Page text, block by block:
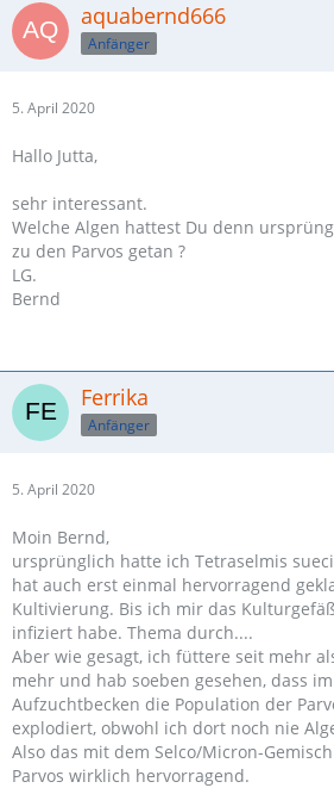
aquabernd666
Anfänger
5. April 2020
Hallo Jutta,
sehr interessant.
Welche Algen hattest Du denn
zu den Parvos getan ?
LG.
Bernd
Ferrika
Anfänger
5. April 2020
Moin Bernd,
ursprünglich hatte ich Tetraselmis
hat auch erst einmal hervorragend
Kultivierung. Bis ich mir das
infiziert habe. Thema durch....
Aber wie gesagt, ich füttere seit mehr
mehr und hab soeben gesehen, dass
Aufzuchtbecken die Population der
explodiert, obwohl ich dort noch nie
Also das mit dem Selco/Micron-
Parvos wirklich hervorragend.